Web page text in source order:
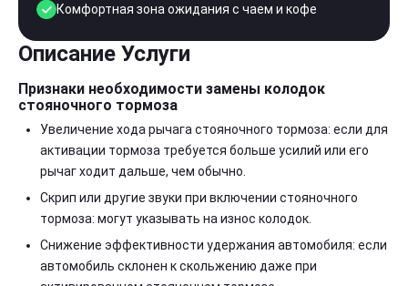
Комфортная зона ожидания с чаем и кофе
Описание Услуги
Признаки необходимости замены колодок
стояночного тормоза
Увеличение хода рычага стояночного тормоза: если для
активации тормоза требуется больше усилий или его
рычаг ходит дальше, чем обычно.
Скрип или другие звуки при включении стояночного
тормоза: могут указывать на износ колодок.
Снижение эффективности удержания автомобиля: если
автомобиль склонен к скольжению даже при